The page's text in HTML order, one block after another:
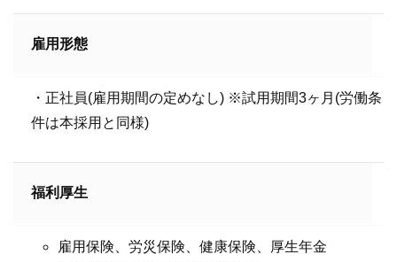
雇用形態
・正社員(雇用期間の定めなし) ※試用期間3ヶ月(労働条
件は本採用と同様)
福利厚生
雇用保険、労災保険、健康保険、厚生年金